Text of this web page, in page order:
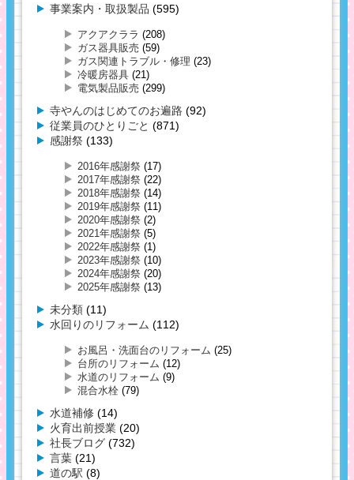
事業案内・取扱製品 (595)
アクアクララ (208)
ガス器具販売 (59)
ガス関連トラブル・修理 (23)
冷暖房器具 (21)
電気製品販売 (299)
寺やんのはじめてのお遍路 (92)
従業員のひとりごと (871)
感謝祭 (133)
2016年感謝祭 (17)
2017年感謝祭 (22)
2018年感謝祭 (14)
2019年感謝祭 (11)
2020年感謝祭 (2)
2021年感謝祭 (5)
2022年感謝祭 (1)
2023年感謝祭 (10)
2024年感謝祭 (20)
2025年感謝祭 (13)
未分類 (11)
水回りのリフォーム (112)
お風呂・洗面台のリフォーム (25)
台所のリフォーム (12)
水道のリフォーム (9)
混合水栓 (79)
水道補修 (14)
火育出前授業 (20)
社長ブログ (732)
言葉 (21)
道の駅 (8)